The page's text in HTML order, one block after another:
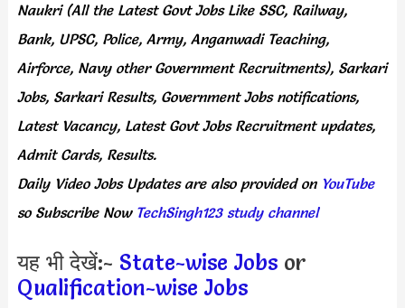
Naukri (All the Latest Govt Jobs Like SSC, Railway,
Bank, UPSC, Police, Army, Anganwadi Teaching,
Airforce, Navy other Government Recruitments), Sarkari
Jobs, Sarkari Results, Government Jobs notifications,
Latest Vacancy, Latest Govt Jobs Recruitment updates,
Admit Cards, Results.
Daily Video Jobs Updates are also provided onYouTube
so Subscribe Now TechSingh123 study channel
यह भी देखें:- State-wise Jobs or
Qualification-wise Jobs